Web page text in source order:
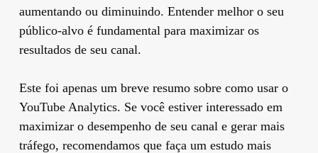
aumentando ou diminuindo. Entender melhor o seu
público-alvo é fundamental para maximizar os
resultados de seu canal.
Este foi apenas um breve resumo sobre como usar o
YouTube Analytics. Se você estiver interessado em
maximizar o desempenho de seu canal e gerar mais
tráfego, recomendamos que faça um estudo mais